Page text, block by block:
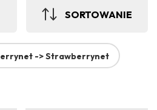
SORTOWANIE
-> Strawberrynet